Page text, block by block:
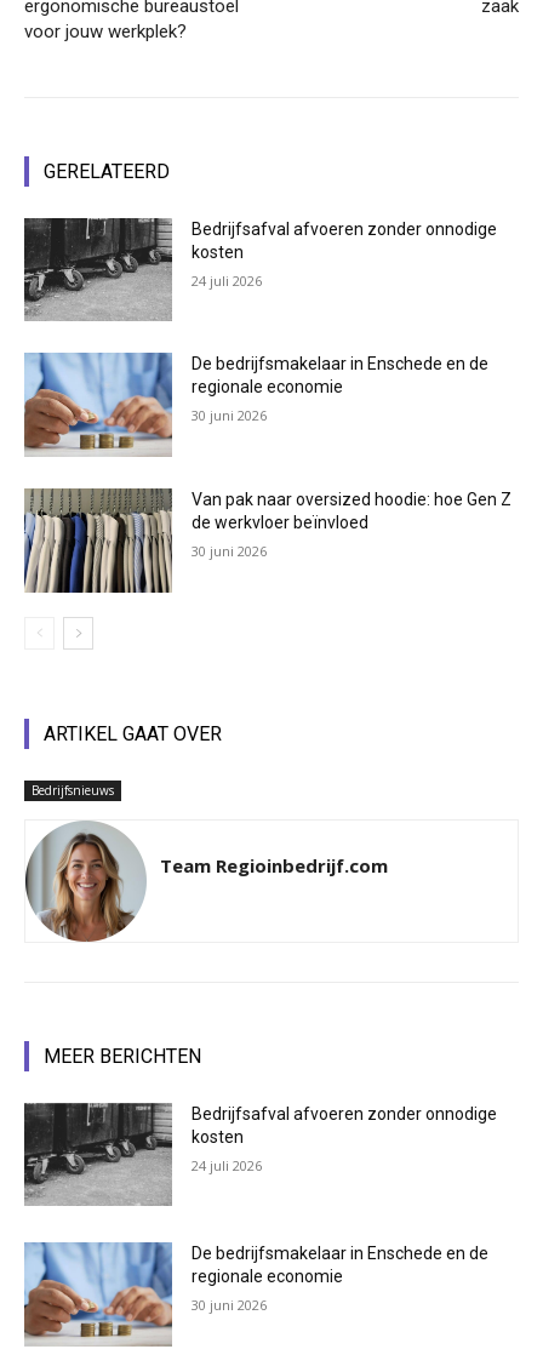
ergonomische bureaustoel
voor jouw werkplek?
zaak
GERELATEERD
Bedrijfsafval afvoeren zonder onnodige
kosten
24 juli 2026
De bedrijfsmakelaar in Enschede en de
regionale economie
30 juni 2026
Van pak naar oversized hoodie: hoe Gen Z
de werkvloer beïnvloed
30 juni 2026
ARTIKEL GAAT OVER
Bedrijfsnieuws
Team Regioinbedrijf.com
MEER BERICHTEN
Bedrijfsafval afvoeren zonder onnodige
kosten
24 juli 2026
De bedrijfsmakelaar in Enschede en de
regionale economie
30 juni 2026